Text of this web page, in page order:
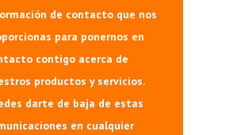
de contacto que nos
para ponernos en
contigo acerca de
productos y servicios.
darte de baja de estas
en cualquier